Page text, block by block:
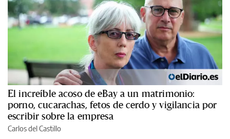
El increíble acoso de eBay a un matrimonio:
porno, cucarachas, fetos de cerdo y vigilancia por
escribir sobre la empresa
Carlos del Castillo